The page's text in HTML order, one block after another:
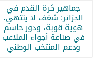
جماهير كرة القدم في
الجزائر: شغف لا ينتهي،
هوية قوية، ودور حاسم
في صناعة أجواء الملاعب
ودعم المنتخب الوطني